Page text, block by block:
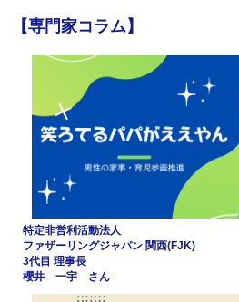
【専門家コラム】
特定非営利活動法人
ファザーリングジャパン 関西(FJK)
3代目 理事長
櫻井 一宇 さん